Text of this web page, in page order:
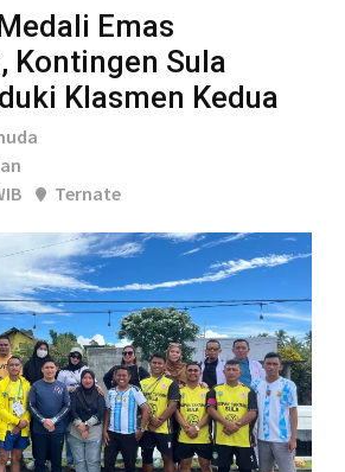
Emas
Kontingen Sula
Klasmen Kedua
Ternate